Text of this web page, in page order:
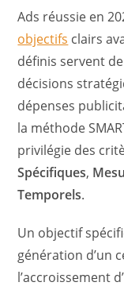
Ads réussie en
objectifs clairs
définis servent
décisions
dépenses
la méthode
privilégie des
Spécifiques,
Temporels.
Un objectif
génération d’un
l’accroissement